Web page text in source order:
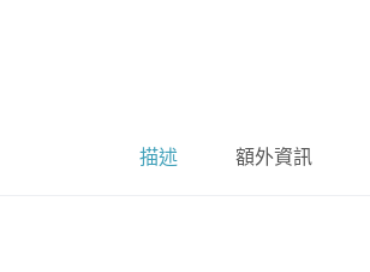
描述 額外資訊